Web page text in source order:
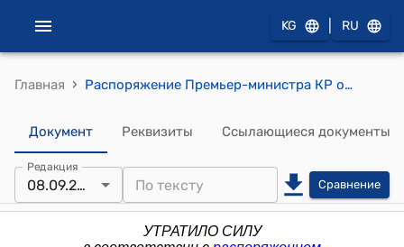
KG RU
Главная › Распоряжение Премьер-министра КР от 23 августа 2013 года № 412 (О направлении кыргызской части комиссии для участия в очередном заседании Совместной комиссии по демаркации государственной границы между Кыргызской Республикой и Республикой Казахстан)
Документ Реквизиты Ссылающиеся документы
Редакция
08.09.2023 Сравнение